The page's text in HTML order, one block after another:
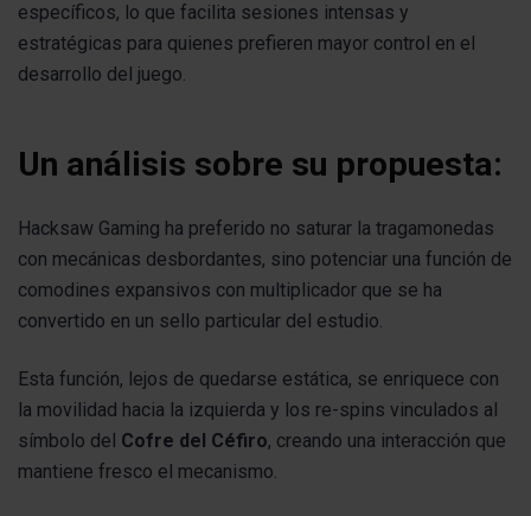
específicos, lo que facilita sesiones intensas y
estratégicas para quienes prefieren mayor control en el
desarrollo del juego.
Un análisis sobre su propuesta:
Hacksaw Gaming ha preferido no saturar la tragamonedas
con mecánicas desbordantes, sino potenciar una función de
comodines expansivos con multiplicador que se ha
convertido en un sello particular del estudio.
Esta función, lejos de quedarse estática, se enriquece con
la movilidad hacia la izquierda y los re-spins vinculados al
símbolo del Cofre del Céfiro, creando una interacción que
mantiene fresco el mecanismo.